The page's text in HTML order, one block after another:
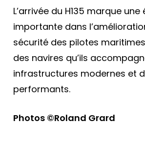
L’arrivée du H135 marque
importante dans
sécurité des pilotes
des navires qu’ils
infrastructures modernes et
performants.
Photos ©Roland Grard